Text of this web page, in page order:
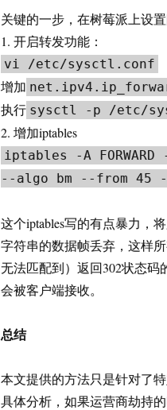
关键的一步，在树莓派上设
1. 开启转发功能：
vi /etc/sysctl.conf
增加
执行 sysctl - p /etc/
2. 增加iptables
iptables -A
--algo bm --from 45
这个iptables写的有点暴力，
字符串的数据帧丢弃，这样
无法匹配到）返回302状态
会被客户端接收。
总结
本文提供的方法只是针对了
具体分析，如果运营商劫持